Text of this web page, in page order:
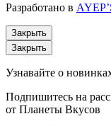
Разработано в
Закрыть
Закрыть
Узнавайте о
Подпишитесь на
от Планеты Вкусов